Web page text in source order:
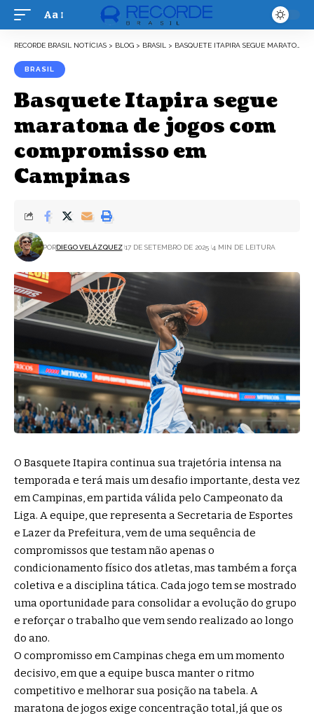
Font
Aa
RECORDE BRASIL NOTÍCIAS > BLOG > BRASIL > BASQUETE ITAPIRA SEGUE MARATONA DE JOGOS COM COMPROMISSO EM CAMPINAS
BRASIL
Basquete Itapira segue
maratona de jogos com
compromisso em
Campinas
PORDIEGO VELÁZQUEZ 17 DE SETEMBRO DE 2025 4 MIN DE LEITURA
O Basquete Itapira continua sua trajetória intensa na
temporada e terá mais um desafio importante, desta vez
em Campinas, em partida válida pelo Campeonato da
Liga. A equipe, que representa a Secretaria de Esportes
e Lazer da Prefeitura, vem de uma sequência de
compromissos que testam não apenas o
condicionamento físico dos atletas, mas também a força
coletiva e a disciplina tática. Cada jogo tem se mostrado
uma oportunidade para consolidar a evolução do grupo
e reforçar o trabalho que vem sendo realizado ao longo
do ano.
O compromisso em Campinas chega em um momento
decisivo, em que a equipe busca manter o ritmo
competitivo e melhorar sua posição na tabela. A
maratona de jogos exige concentração total, já que os